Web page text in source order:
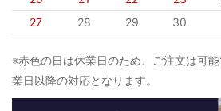
27
28 29 30
※赤色の日は休業日のため、ご注文は可
業日以降の対応となります。